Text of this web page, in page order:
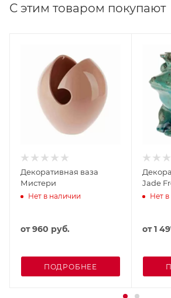
С этим товаром покупают
Декоративная ваза
Мистери
Нет в наличии
от960 руб.
ПОДРОБНЕЕ
Jade
Нет
от1